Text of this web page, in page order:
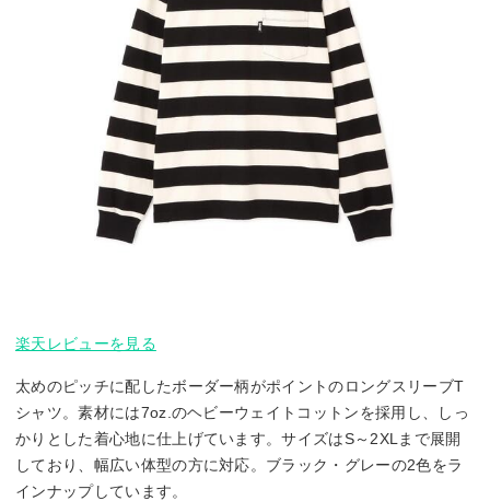
楽天レビューを見る
太めのピッチに配したボーダー柄がポイントのロングスリーブT
シャツ。素材には7oz.のヘビーウェイトコットンを採用し、しっ
かりとした着心地に仕上げています。サイズはS～2XLまで展開
しており、幅広い体型の方に対応。ブラック・グレーの2色をラ
インナップしています。